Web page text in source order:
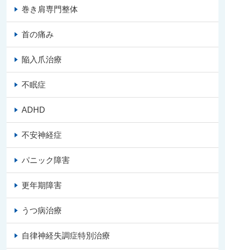
巻き肩専門整体
首の痛み
陥入爪治療
不眠症
ADHD
不安神経症
パニック障害
更年期障害
うつ病治療
自律神経失調症特別治療